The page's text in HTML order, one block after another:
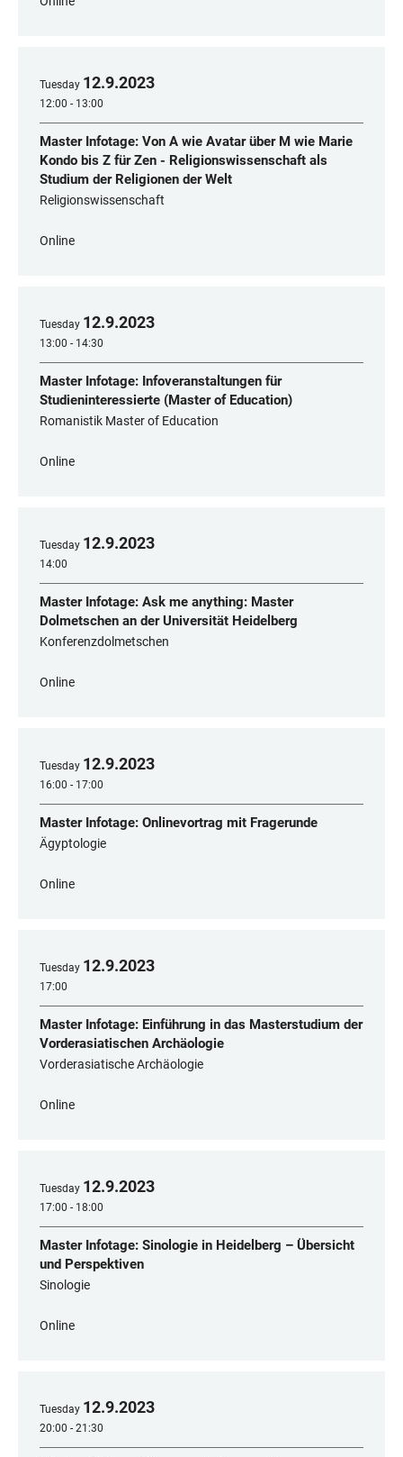
Tuesday 12.9.2023
12:00 - 13:00
Master Infotage: Von A wie Avatar über M wie Marie
Kondo bis Z für Zen - Religionswissenschaft als
Studium der Religionen der Welt
Religionswissenschaft
Online
Tuesday 12.9.2023
13:00 - 14:30
Master Infotage: Infoveranstaltungen für
Studieninteressierte (Master of Education)
Romanistik Master of Education
Online
Tuesday 12.9.2023
14:00
Master Infotage: Ask me anything: Master
Dolmetschen an der Universität Heidelberg
Konferenzdolmetschen
Online
Tuesday 12.9.2023
16:00 - 17:00
Master Infotage: Onlinevortrag mit Fragerunde
Ägyptologie
Online
Tuesday 12.9.2023
17:00
Master Infotage: Einführung in das Masterstudium der
Vorderasiatischen Archäologie
Vorderasiatische Archäologie
Online
Tuesday 12.9.2023
17:00 - 18:00
Master Infotage: Sinologie in Heidelberg – Übersicht
und Perspektiven
Sinologie
Online
Tuesday 12.9.2023
20:00 - 21:30